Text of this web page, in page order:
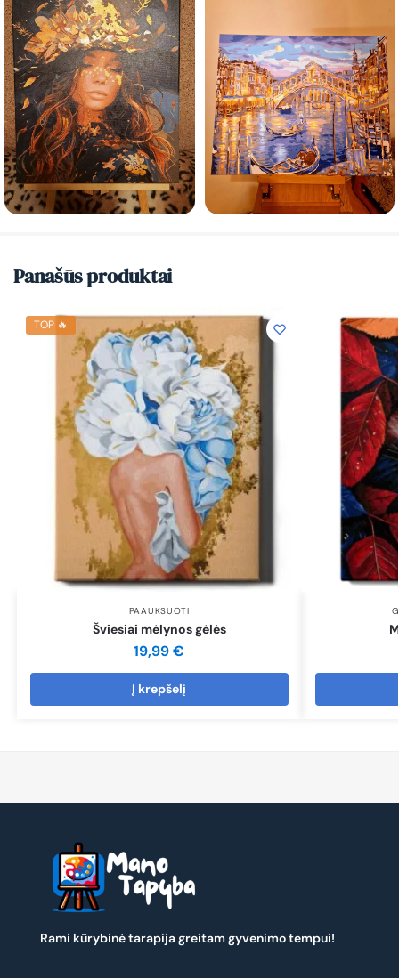
Panašūs produktai
TOP 🔥
PAAUKSUOTI
Šviesiai mėlynos gėlės
19,99€
Į krepšelį
Rami kūrybinė tarapija greitam gyvenimo tempui!